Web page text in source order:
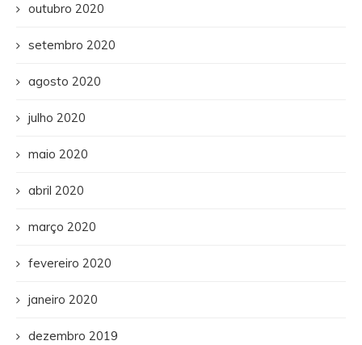
outubro 2020
setembro 2020
agosto 2020
julho 2020
maio 2020
abril 2020
março 2020
fevereiro 2020
janeiro 2020
dezembro 2019